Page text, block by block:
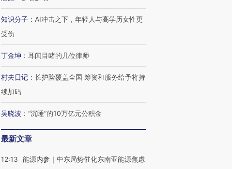
知识分子 ： AI冲击之下，年轻人与高学历女性更
受伤
丁金坤 ： 耳闻目睹的几位律师
村夫日记 ： 长护险覆盖全国 筹资和服务给予将持
续加码
吴晓波 ： “沉睡”的10万亿元公积金
最新文章
12:13
能源内参｜中东局势催化东南亚能源焦虑